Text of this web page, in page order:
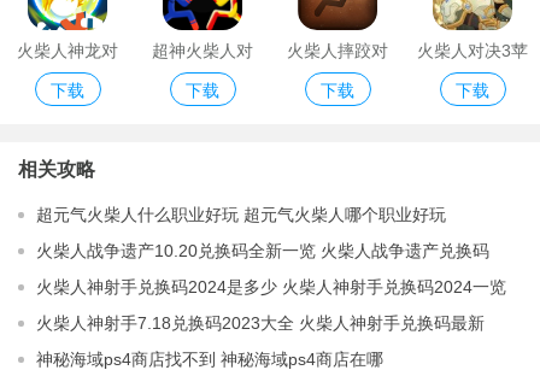
火柴人神龙对
决手机游戏
下载
超神火柴人对
决破解版
下载
火柴人摔跤对
决手机游戏
下载
火柴人对决3苹
果版
下载
相关攻略
超元气火柴人什么职业好玩 超元气火柴人哪个职业好玩
火柴人战争遗产10.20兑换码全新一览 火柴人战争遗产兑换码
2023年最新领取
火柴人神射手兑换码2024是多少 火柴人神射手兑换码2024一览
火柴人神射手7.18兑换码2023大全 火柴人神射手兑换码最新
2023分享
神秘海域ps4商店找不到 神秘海域ps4商店在哪